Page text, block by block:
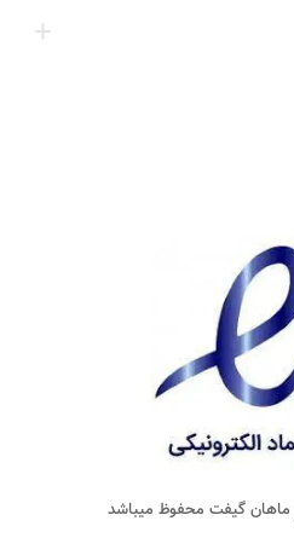
ماهان گیفت محفوظ میباشد